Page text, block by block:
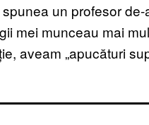
un profesor de-
mei munceau mai
aveam „apucături